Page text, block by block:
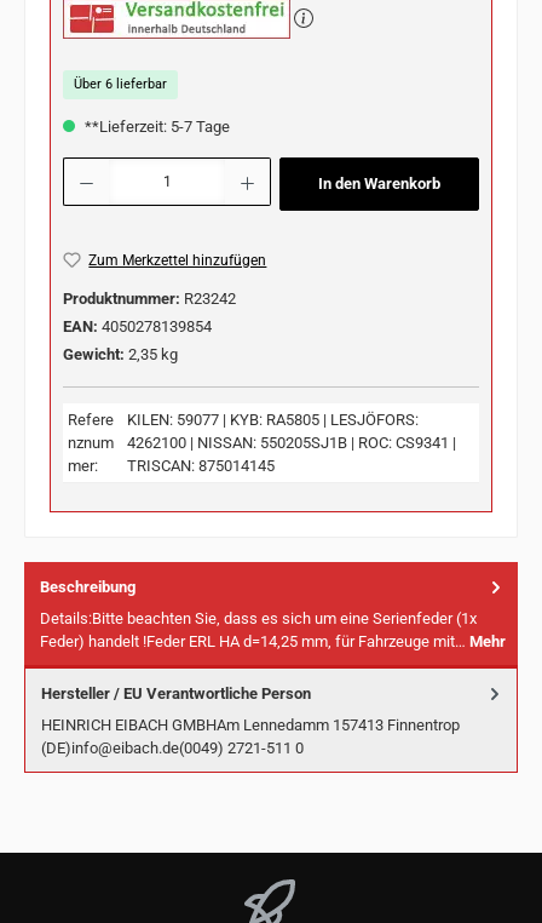
Über 6 lieferbar
**Lieferzeit: 5-7 Tage
Produkt Anzahl: Gib den gewünschten Wert ein oder benutze die Schaltflächen
In den Warenkorb
Zum Merkzettel hinzufügen
Produktnummer: R23242
EAN: 4050278139854
Gewicht: 2,35 kg
Refere
nznum
mer:
KILEN: 59077 | KYB: RA5805 | LESJÖFORS:
4262100 | NISSAN: 550205SJ1B | ROC: CS9341 |
TRISCAN: 875014145
Beschreibung
Details:Bitte beachten Sie, dass es sich um eine Serienfeder (1x
Feder) handelt !Feder ERL HA d=14,25 mm, für Fahrzeuge mit… Mehr
Hersteller / EU Verantwortliche Person
HEINRICH EIBACH GMBHAm Lennedamm 157413 Finnentrop
(DE)info@eibach.de(0049) 2721-511 0